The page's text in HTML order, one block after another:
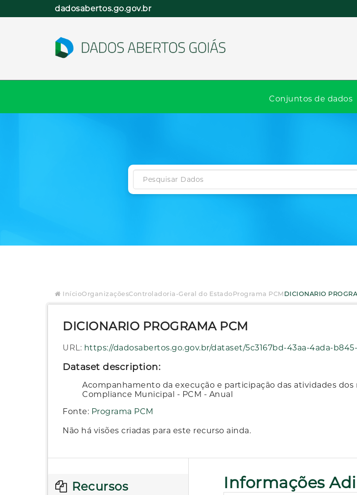
dadosabertos.go.gov.br
Conjuntos de dados
InícioOrganizaçõesControladoria-Geral do EstadoPrograma PCM DICIONARIO
DICIONARIO PROGRAMA PCM
URL: https://dadosabertos.go.gov.br/dataset/5c3167bd-43aa-4ada-b845-50cd39dba60f/resource/8a121aa1-
Dataset description:
Acompanhamento da execução e participação das atividades
Compliance Municipal - PCM - Anual
Fonte: Programa PCM
Não há visões criadas para este recurso ainda.
Recursos Informações